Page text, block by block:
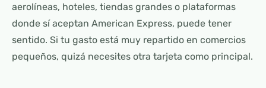
aerolíneas, hoteles, tiendas grandes o plataformas
donde sí aceptan American Express, puede tener
sentido. Si tu gasto está muy repartido en comercios
pequeños, quizá necesites otra tarjeta como principal.